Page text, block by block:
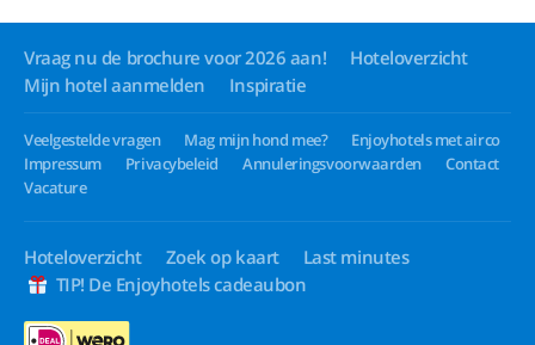
Vraag nu de brochure voor 2026 aan!
Hoteloverzicht
Mijn hotel aanmelden
Inspiratie
Veelgestelde vragen Mag mijn hond mee?
Enjoyhotels met airco
Impressum
Privacybeleid Annuleringsvoorwaarden
Contact
Vacature
Hoteloverzicht Zoek op kaart
Last minutes
TIP! De Enjoyhotels cadeaubon